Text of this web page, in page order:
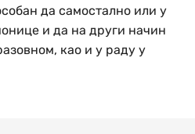
да самостално или у
и да на други начин
као и у раду у